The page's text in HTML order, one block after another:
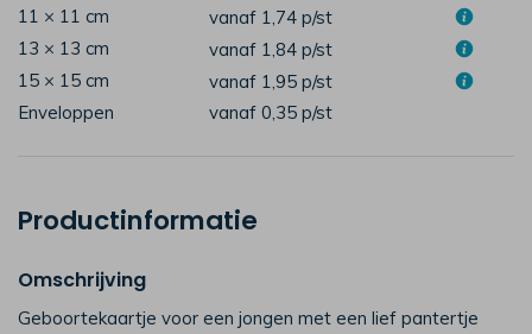
11 × 11 cm
vanaf 1,74 p/st
13 × 13 cm
vanaf 1,84 p/st
15 × 15 cm
vanaf 1,95 p/st
Enveloppen
vanaf 0,35 p/st
Productinformatie
Omschrijving
Geboortekaartje voor een jongen met een lief pantertje